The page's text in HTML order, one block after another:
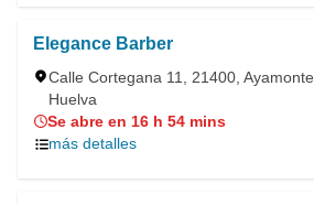
Elegance Barber
Calle Cortegana 11, 21400, Ayamonte,
Huelva
Se abre en 16 h 54 mins
más detalles